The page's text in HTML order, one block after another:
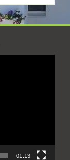
01:13